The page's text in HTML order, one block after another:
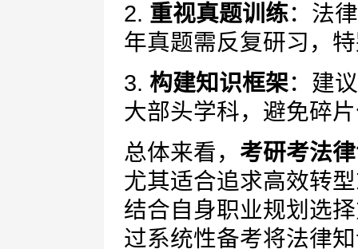
2. 重视真题训练：法
年真题需反复研习，
3. 构建知识框架：建
大部头学科，避免碎
总体来看， 考研考法
尤其适合追求高效转
结合自身职业规划选
过系统性备考将法律